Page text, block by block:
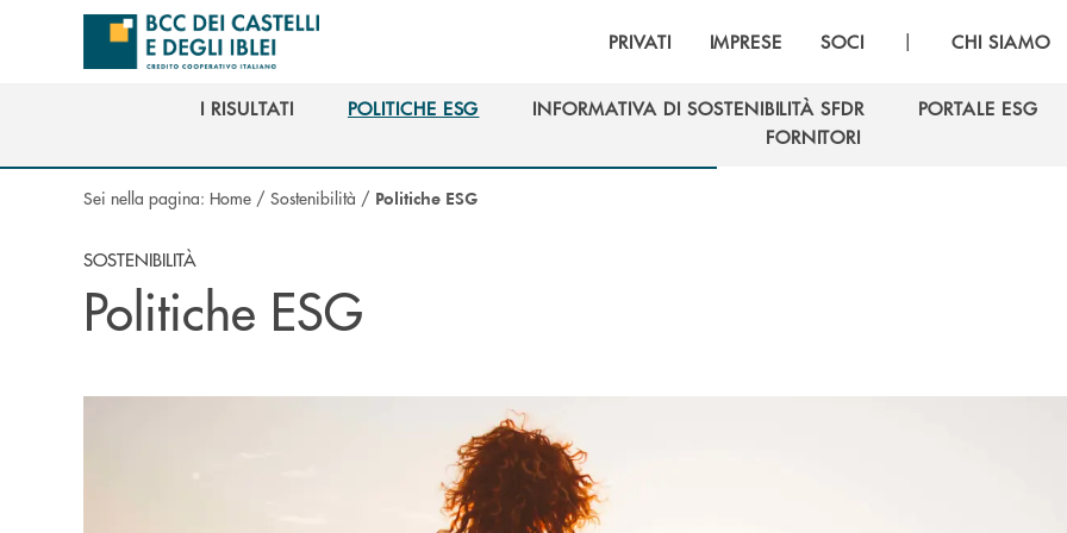
Salta al contenuto principale
PRIVATI IMPRESE SOCI | CHI SIAMO
I RISULTATI
POLITICHE ESG
INFORMATIVA DI SOSTENIBILITÀ SFDR
INFORMATIVA DI SOSTENIBILITÀ SFDR
PORTALE ESG
FORNITORI
Sei nella pagina: Home / Sostenibilità / Politiche ESG
SOSTENIBILITÀ
Politiche ESG